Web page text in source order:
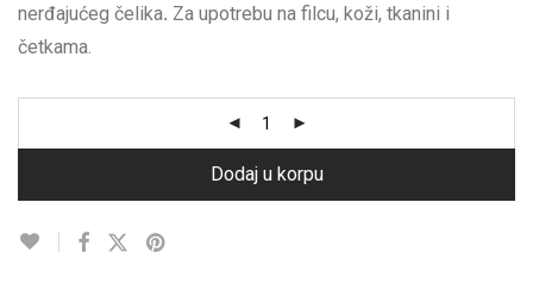
nerđajućeg čelika. Za upotrebu na filcu, koži, tkanini i
četkama.
Dodaj u korpu